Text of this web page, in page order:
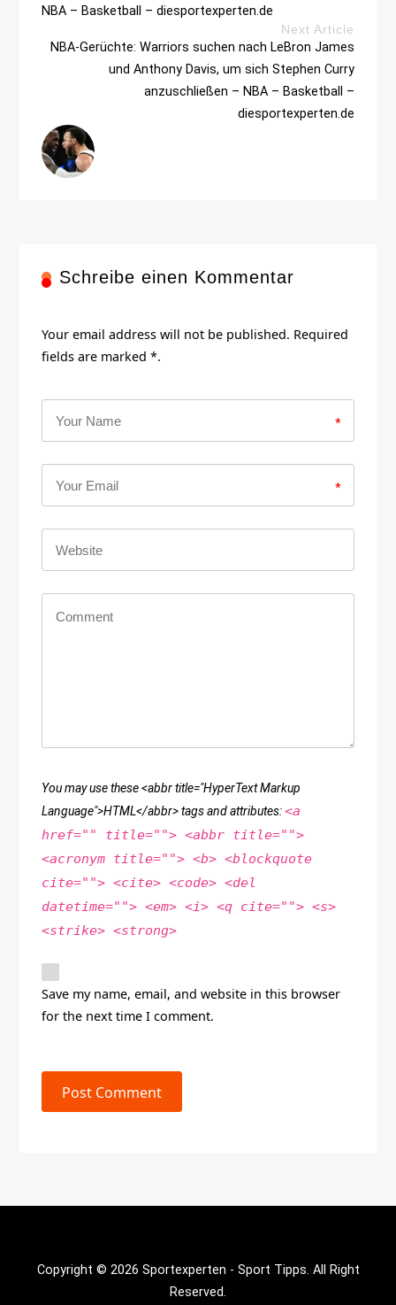
NBA – Basketball – diesportexperten.de
Next Article
NBA-Gerüchte: Warriors suchen nach LeBron James
und Anthony Davis, um sich Stephen Curry
anzuschließen – NBA – Basketball –
diesportexperten.de
Schreibe einen Kommentar
Your email address will not be published. Required
fields are marked *.
*
*
You may use these <abbr title="HyperText Markup
Language">HTML</abbr> tags and attributes:<a
href="" title=""> <abbr title="">
<acronym title=""> <b> <blockquote
cite=""> <cite> <code> <del
datetime=""> <em> <i> <q cite=""> <s>
<strike> <strong>
Save my name, email, and website in this browser
for the next time I comment.
Post Comment
Copyright © 2026 Sportexperten - Sport Tipps. All Right
Reserved.